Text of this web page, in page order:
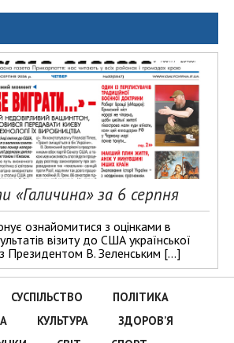
«Галичина» за 6 серпня
ознайомитися з оцінками в
візиту до США української
з Президентом В. Зеленським […]
СУСПІЛЬСТВО
ПОЛІТИКА
КУЛЬТУРА
ЗДОРОВ’Я